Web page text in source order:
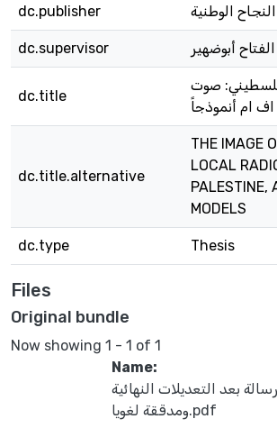
dc.publisher الوطنية
dc.supervisor أبوضهير
dc.title
صوت
ام أنموذجاً
dc.title.alternative
THE IMAGE
LOCAL
PALESTINE,
MODELS
dc.type Thesis
Files
Original bundle
Now showing 1 - 1 of 1
Name:
بعد التعديلات النهائية
ومدققة لغويا.pdf